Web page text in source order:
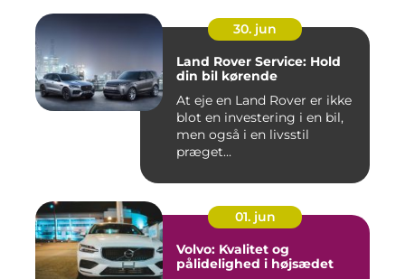
30. jun
Land Rover Service: Hold
din bil kørende
At eje en Land Rover er ikke
blot en investering i en bil,
men også i en livsstil
præget...
01. jun
Volvo: Kvalitet og
pålidelighed i højsædet